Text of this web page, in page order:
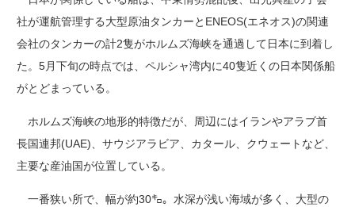
社が運航管理する大型原油タンカーとENEOS(エネオス)の関連
会社のタンカーの計2隻がホルムズ海峡を通過して日本に到着し
た。5月下旬の時点では、ペルシャ湾内に40隻近くの日本関係船
がとどまっている。
ホルムズ海峡の地形的特徴だが、周辺にはイランやアラブ首
長国連邦(UAE)、サウジアラビア、カタール、クウェートなど、
主要な産油国が位置している。
一番狭い所で、幅が約30㌔。水深が浅い海域が多く、大型の